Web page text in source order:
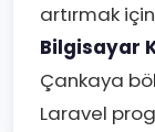
artırmak
Bilgisayar
Çankaya
Laravel